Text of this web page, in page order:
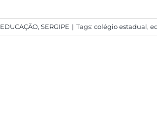
EDUCAÇÃO, SERGIPE | Tags: colégio estadual,